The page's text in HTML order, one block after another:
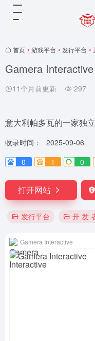
首页 • 游戏平台 • 发行平台 •
Gamera Interactive
11个月前更新 297
意大利帕多瓦的一家独
收录时间：
2025-09-06
0
1 0
打开网站
发行平台 开 发
Gamera Interactive